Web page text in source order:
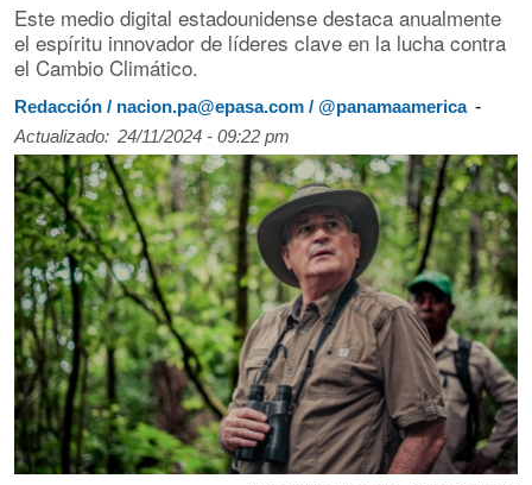
Este medio digital estadounidense destaca anualmente
el espíritu innovador de líderes clave en la lucha contra
el Cambio Climático.
Redacción / nacion.pa@epasa.com / @panamaamerica -
Actualizado: 24/11/2024 - 09:22 pm